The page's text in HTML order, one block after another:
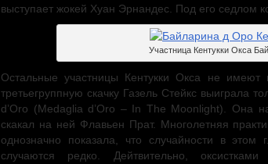
выступает жокей Хуан Эрнандес. Под его седлом
Участница Кентукки Окса
Остальные участницы Кентукки Окса не
третьегруппную скачку Газель Стейкс выиграла
d’Oro (Medaglia d’Oro – In The Moonlight). Она
скакал на ней Флавьен Прат. Многолетняя
однозначно показала, что случайности в этом
случаются редко. Дейтвительно,